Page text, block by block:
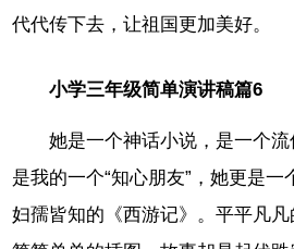
代代传下去，让祖国更加美好。
小学三年级简单演讲稿篇6
她是一个神话小说，是一个
是我的一个“知心朋友”，她更是
妇孺皆知的《西游记》。平平凡凡